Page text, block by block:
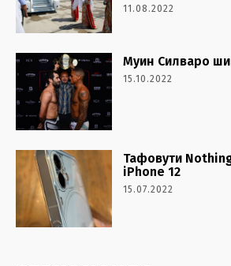
11.08.2022
Муин Силваро
15.10.2022
Тафовути
iPhone 12
15.07.2022